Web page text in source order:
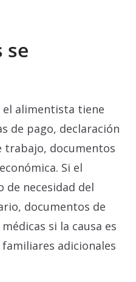
se
el alimentista tiene
de pago, declaración
trabajo, documentos
Si el
de necesidad del
documentos de
si la causa es
adicionales